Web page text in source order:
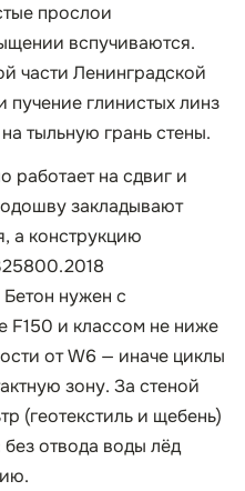
прослои
вспучиваются.
части Ленинградской
пучение глинистых линз
тыльную грань стены.
работает на сдвиг и
закладывают
а конструкцию
нужен с
F150 и классом не ниже
от W6 — иначе циклы
зону. За стеной
(геотекстиль и щебень)
отвода воды лёд